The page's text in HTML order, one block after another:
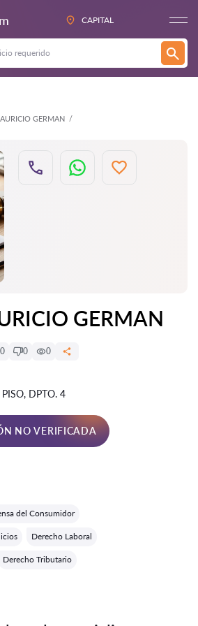
CAPITAL
GERMAN
GERMAN
0 0 0
DPTO. 4
NO VERIFICADA
del Consumidor
Derecho Laboral
Derecho Tributario